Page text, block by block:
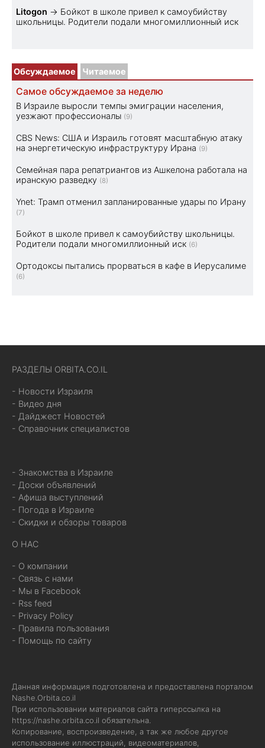
Litogon → Бойкот в школе привел к самоубийству
школьницы. Родители подали многомиллионный иск
Обсуждаемое Читаемое
Самое обсуждаемое за неделю
В Израиле выросли темпы эмиграции населения,
уезжают профессионалы (9)
CBS News: США и Израиль готовят масштабную атаку
на энергетическую инфраструктуру Ирана (9)
Семейная пара репатриантов из Ашкелона работала на
иранскую разведку (8)
Ynet: Трамп отменил запланированные удары по Ирану
(7)
Бойкот в школе привел к самоубийству школьницы.
Родители подали многомиллионный иск (6)
Ортодоксы пытались прорваться в кафе в Иерусалиме
(6)
РАЗДЕЛЫ ORBITA.CO.IL
- Новости Израиля
- Видео дня
- Дайджест Новостей
- Справочник специалистов
- Знакомства в Израиле
- Доски объявлений
- Афиша выступлений
- Погода в Израиле
- Скидки и обзоры товаров
О НАС
- О компании
- Связь с нами
- Мы в Facebook
- Rss feed
- Privacy Policy
- Правила пользования
- Помощь по сайту
Данная информация подготовлена и предоставлена порталом
Nashe.Orbita.co.il
При использовании материалов сайта гиперссылка на
https://nashe.orbita.co.il обязательна.
Копирование, воспроизведение, а так же любое другое
использование иллюстраций, видеоматериалов,